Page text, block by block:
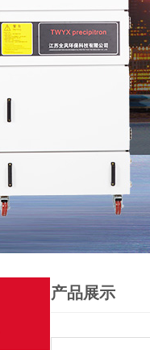
产品展示